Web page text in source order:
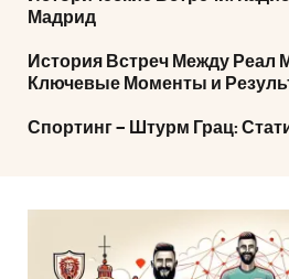
Мадрид
История Встреч Между Реал
Ключевые Моменты и
Спортинг – Штурм Грац: